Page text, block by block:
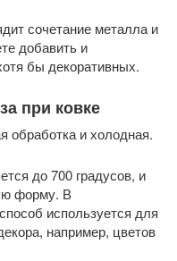
сочетание металла и
добавить и
бы декоративных.
при ковке
обработка и холодная.
до 700 градусов, и
форму. В
используется для
например, цветов